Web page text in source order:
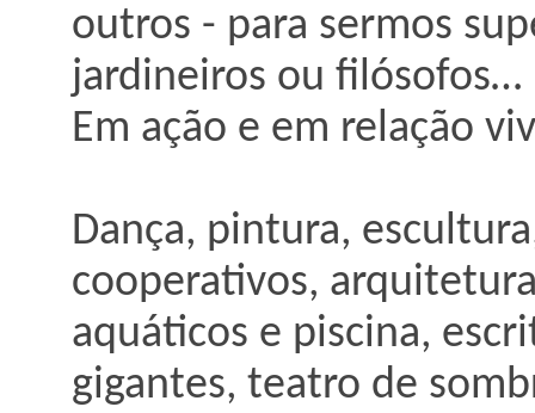
outros - para sermos
jardineiros ou filósofos…
Em ação e em relação
Dança, pintura,
cooperativos,
aquáticos e piscina,
gigantes, teatro de